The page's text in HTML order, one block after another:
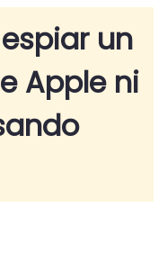
un
Apple ni